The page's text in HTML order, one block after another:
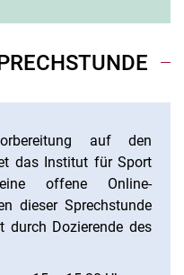
auf den
das Institut für Sport
offene Online-
dieser Sprechstunde
durch Dozierende des